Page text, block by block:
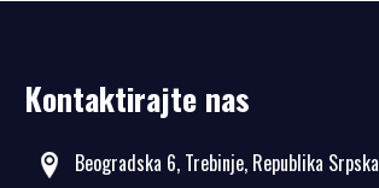
Kontaktirajte nas
Beogradska 6, Trebinje, Republika Srpska